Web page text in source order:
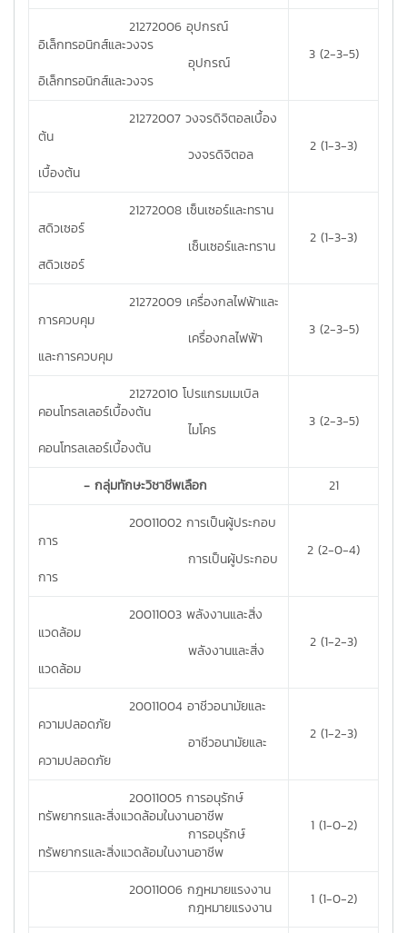
21272006 อุปกรณ์
อิเล็กทรอนิกส์และวงจร
อุปกรณ์
อิเล็กทรอนิกส์และวงจร
3 (2-3-5)
21272007 วงจรดิจิตอลเบื้อง
ต้น
วงจรดิจิตอล
เบื้องต้น
2 (1-3-3)
21272008 เซ็นเซอร์และทราน
สดิวเซอร์
เซ็นเซอร์และทราน
สดิวเซอร์
2 (1-3-3)
21272009 เครื่องกลไฟฟ้าและ
การควบคุม
เครื่องกลไฟฟ้า
และการควบคุม
3 (2-3-5)
21272010 โปรแกรมเมเบิล
คอนโทรลเลอร์เบื้องต้น
ไมโคร
คอนโทรลเลอร์เบื้องต้น
3 (2-3-5)
- กลุ่มทักษะวิชาชีพเลือก
21
20011002 การเป็นผู้ประกอบ
การ
การเป็นผู้ประกอบ
การ
2 (2-0-4)
20011003 พลังงานและสิ่ง
แวดล้อม
พลังงานและสิ่ง
แวดล้อม
2 (1-2-3)
20011004 อาชีวอนามัยและ
ความปลอดภัย
อาชีวอนามัยและ
ความปลอดภัย
2 (1-2-3)
20011005 การอนุรักษ์
ทรัพยากรและสิ่งแวดล้อมในงานอาชีพ
การอนุรักษ์
ทรัพยากรและสิ่งแวดล้อมในงานอาชีพ
1 (1-0-2)
20011006 กฎหมายแรงงาน
กฎหมายแรงงาน
1 (1-0-2)